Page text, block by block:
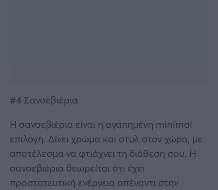
#4 Σανσεβιέρια
Η σανσεβιέρια είναι η αγαπημένη minimal
επιλογή. Δίνει χρώμα και στυλ στον χώρο, με
αποτέλεσμα να φτιάχνει τη διάθεση σου. Η
σανσεβιέρια θεωρείται ότι έχει
προστατευτική ενέργεια απέναντι στην